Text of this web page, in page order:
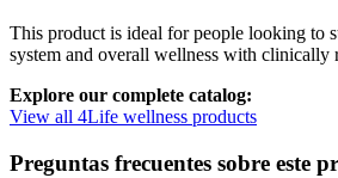
This product is ideal for people looking to
system and overall wellness with clinically
Explore our complete catalog:
View all 4Life wellness products
Preguntas frecuentes sobre este